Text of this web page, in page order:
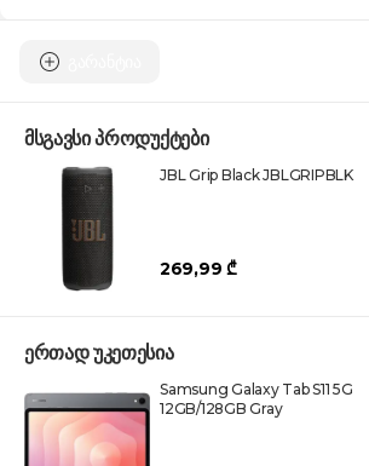
მსგავსი პროდუქტები
JBL Grip Black JBLGRIPBLK
269,99 ₾
ერთად უკეთესია
Samsung Galaxy Tab S11 5G
12GB/128GB Gray